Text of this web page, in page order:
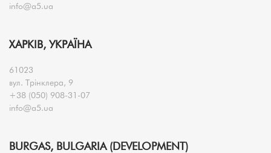
info@a5.ua
ХАРКІВ, УКРАЇНА
61023
вул. Трінклера, 9
+38 (050) 908-31-07
info@a5.ua
BURGAS, BULGARIA (DEVELOPMENT)